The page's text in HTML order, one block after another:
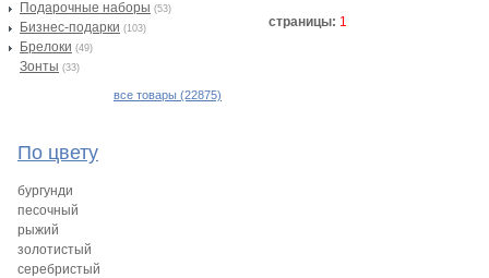
Подарочные наборы (53)
Бизнес-подарки (103)
Брелоки (49)
Зонты (33)
все товары (22875)
По цвету
бургунди
песочный
рыжий
золотистый
серебристый
страницы: 1